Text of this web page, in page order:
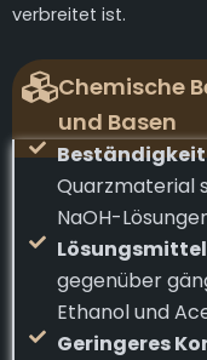
verbreitet ist.
Chemische
und Basen
Beständigkeit
Quarzmaterial
NaOH-
gegenüber
Ethanol und
Geringeres